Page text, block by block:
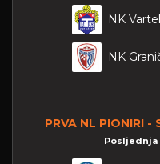
NK
NK
PRVA NL PIONIRI -
Posljednja